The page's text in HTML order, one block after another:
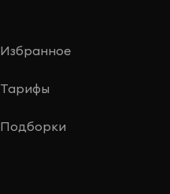
Избранное
Тарифы
Подборки